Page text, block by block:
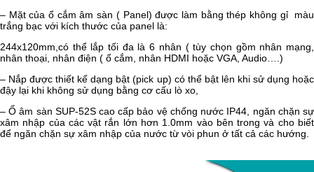
– Mặt của ổ cắm âm sàn ( Panel) được làm bằng thép không gỉ màu
trắng bạc với kích thước của panel là:
244x120mm,có thể lắp tối đa là 6 nhân ( tùy chọn gồm nhân mạng,
nhân thoại, nhân điện ( ổ cắm, nhân HDMI hoặc VGA, Audio….)
– Nắp được thiết kế dạng bật (pick up) có thể bật lên khi sử dụng hoặc
đậy lại khi không sử dụng bằng cơ cấu lò xo,
– Ổ âm sàn SUP-52S cao cấp bảo vệ chống nước IP44, ngăn chặn sự
xâm nhập của các vật rắn lớn hơn 1.0mm vào bên trong và cho biết
để ngăn chặn sự xâm nhập của nước từ vòi phun ở tất cả các hướng.